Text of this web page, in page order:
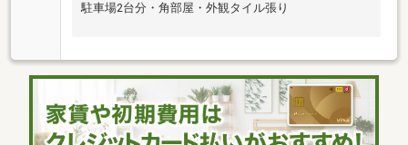
駐車場2台分・角部屋・外観タイル張り